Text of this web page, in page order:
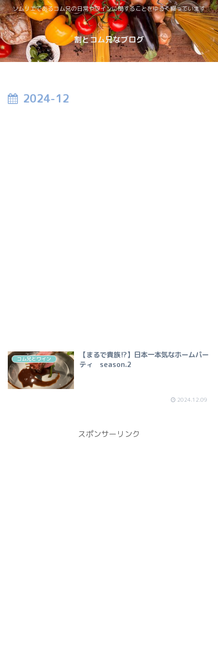
ソムリエであるコム兄の日常やワインに関することをゆるく綴っています
割とコム兄なブログ
2024-12
コム兄とワイン
【まるで貴族⁉】日本一本気なホームパー
ティ season.2
2024.12.09
スポンサーリンク